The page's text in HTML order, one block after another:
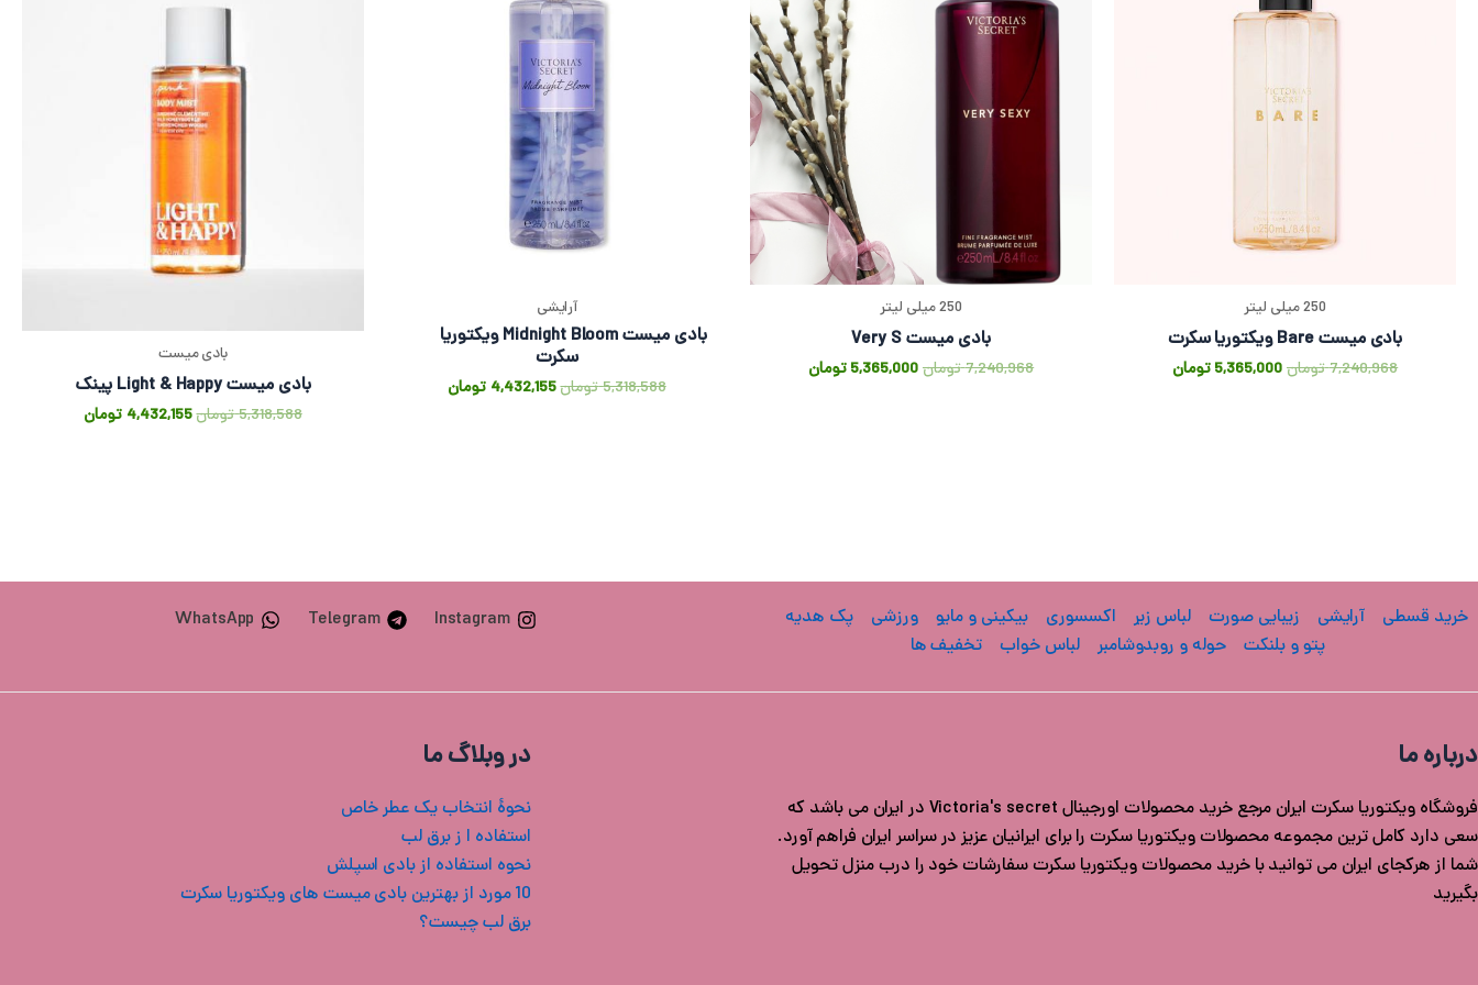
250 میلی لیتر
بادی میست Bare ویکتوریا سکرت
7,240,968تومان5,365,000 تومان
250 میلی لیتر
بادی میست Very S
7,240,968تومان5,365,000 تومان
آرایشی
بادی میست Midnight Bloom ویکتوریا
سکرت
5,318,588تومان4,432,155 تومان
بادی میست
بادی میست Light & Happy پینک
5,318,588تومان4,432,155 تومان
خرید قسطی آرایشی زیبایی صورت لباس زیر اکسسوری بیکینی و مایو ورزشی
پک هدیه
پتو و بلنکت
حوله و روبدوشامبر لباس خواب تخفیف ها
Instagram
Telegram
WhatsApp
درباره ما
فروشگاه ویکتوریا سکرت ایران مرجع خرید محصولات اورجینال Victoria's secret در ایران می باشد که
سعی دارد کامل ترین مجموعه محصولات ویکتوریا سکرت را برای ایرانیان عزیز در سراسر ایران فراهم آورد.
شما از هرکجای ایران می توانید با خرید محصولات ویکتوریا سکرت سفارشات خود را درب منزل تحویل
بگیرید
در وبلاگ ما
نحوۀ انتخاب یک عطر خاص
استفاده ا ز برق لب
نحوه استفاده از بادی اسپلش
10 مورد از بهترین بادی میست های ویکتوریا سکرت
برق لب چیست؟